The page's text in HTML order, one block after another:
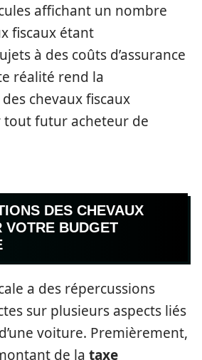
affichant un nombre
fiscaux étant
à des coûts d’assurance
réalité rend la
chevaux fiscaux
tout futur acheteur de
DES CHEVAUX
VOTRE BUDGET
a des répercussions
sur plusieurs aspects liés
voiture. Premièrement,
de la taxe